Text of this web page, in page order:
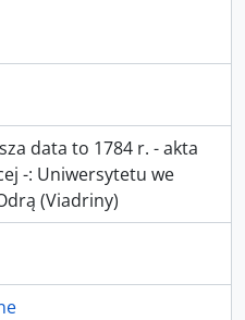
data to 1784 r. - akta
-: Uniwersytetu we
(Viadriny)